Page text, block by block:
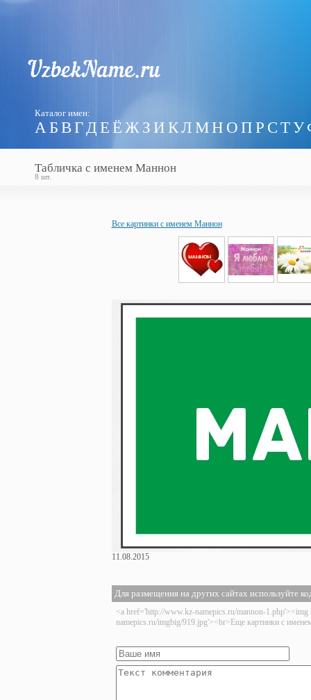
Каталог имен:
АБ ВГД Е Ё Ж З И КЛ МН О П Р С ТУ
Табличка с именем Маннон
8 шт.
Все картинки с именем Маннон
11.08.2015
Для размещения на других сайтах используйте
<a href='http://www.kz-namepics.ru/mannon-
namepics.ru/imgbig/919.jpg'><br>Еще картинки с